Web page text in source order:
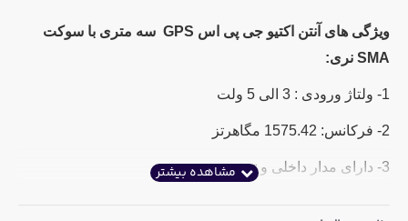
ویژگی های آنتن اکتیو جی پی اس GPS سه متری با سوکت
SMA نری:
1- ولتاژ ورودی : 3 الی 5 ولت
2- فرکانس: 1575.42 مگاهرتز
3- دارای مدار داخلی و تغذیه